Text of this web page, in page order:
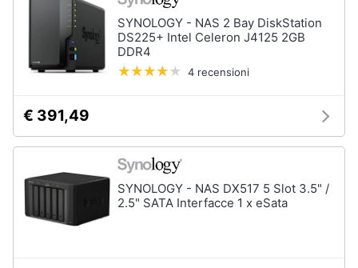
Assistenza
Esci
SYNOLOGY - NAS 2 Bay DiskStation
DS225+ Intel Celeron J4125 2GB
DDR4
4 recensioni
€ 391,49
SYNOLOGY - NAS DX517 5 Slot 3.5" /
2.5" SATA Interfacce 1 x eSata